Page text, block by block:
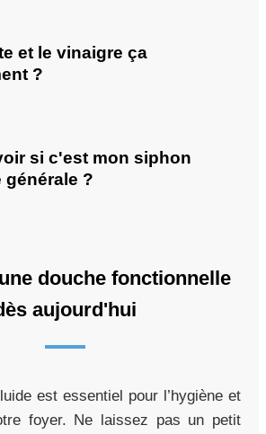
et le vinaigre ça
?
si c'est mon siphon
?
douche fonctionnelle
aujourd'hui
est essentiel pour l’hygiène et
foyer. Ne laissez pas un petit